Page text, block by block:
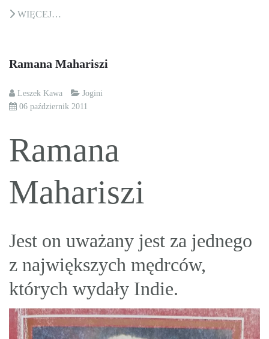
WIĘCEJ…
Ramana Mahariszi
Leszek Kawa
Jogini
06 październik 2011
Ramana
Mahariszi
Jest on uważany jest za jednego
z największych mędrców,
których wydały Indie.